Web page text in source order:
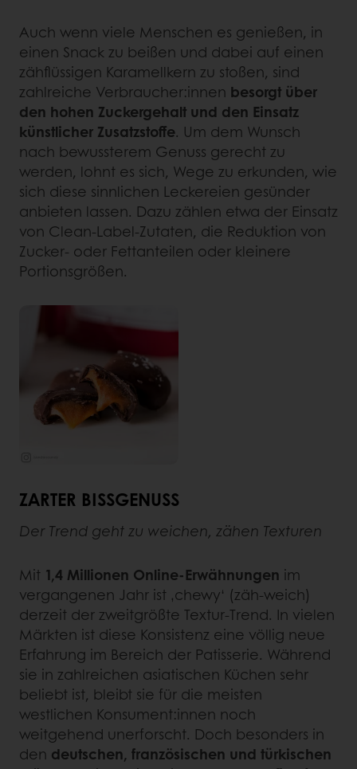
Auch wenn viele Menschen es genießen, in
einen Snack zu beißen und dabei auf einen
zähflüssigen Karamellkern zu stoßen, sind
zahlreiche Verbraucher:innen besorgt über
den hohen Zuckergehalt und den Einsatz
künstlicher Zusatzstoffe. Um dem Wunsch
nach bewussterem Genuss gerecht zu
werden, lohnt es sich, Wege zu erkunden, wie
sich diese sinnlichen Leckereien gesünder
anbieten lassen. Dazu zählen etwa der Einsatz
von Clean-Label-Zutaten, die Reduktion von
Zucker- oder Fettanteilen oder kleinere
Portionsgrößen.
ZARTER BISSGENUSS
Der Trend geht zu weichen, zähen Texturen
Mit 1,4 Millionen Online-Erwähnungen im
vergangenen Jahr ist ‚chewy‘ (zäh-weich)
derzeit der zweitgrößte Textur-Trend. In vielen
Märkten ist diese Konsistenz eine völlig neue
Erfahrung im Bereich der Patisserie. Während
sie in zahlreichen asiatischen Küchen sehr
beliebt ist, bleibt sie für die meisten
westlichen Konsument:innen noch
weitgehend unerforscht. Doch besonders in
den deutschen, französischen und türkischen